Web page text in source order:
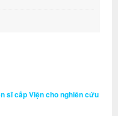
sĩ cấp Viện cho nghiên cứu